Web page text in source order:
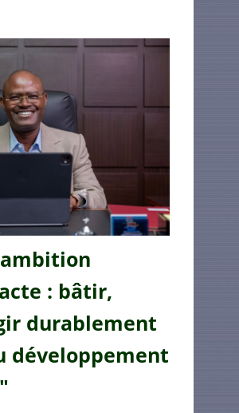
: bâtir,
durablement
développement